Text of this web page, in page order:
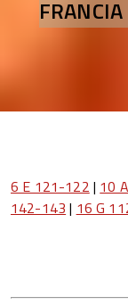
FRANCIA
6 E 121-122 | 10
142-143 | 16 G